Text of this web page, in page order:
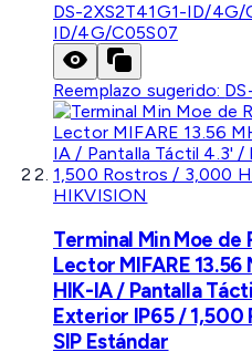
DS-2XS2T41G1-ID/4G/
ID/4G/C05S07
Reemplazo sugerido:
HIKVISION
Terminal Min Moe
Lector MIFARE 13.56
HIK-IA / Pantalla
Exterior IP65 /
SIP Estándar